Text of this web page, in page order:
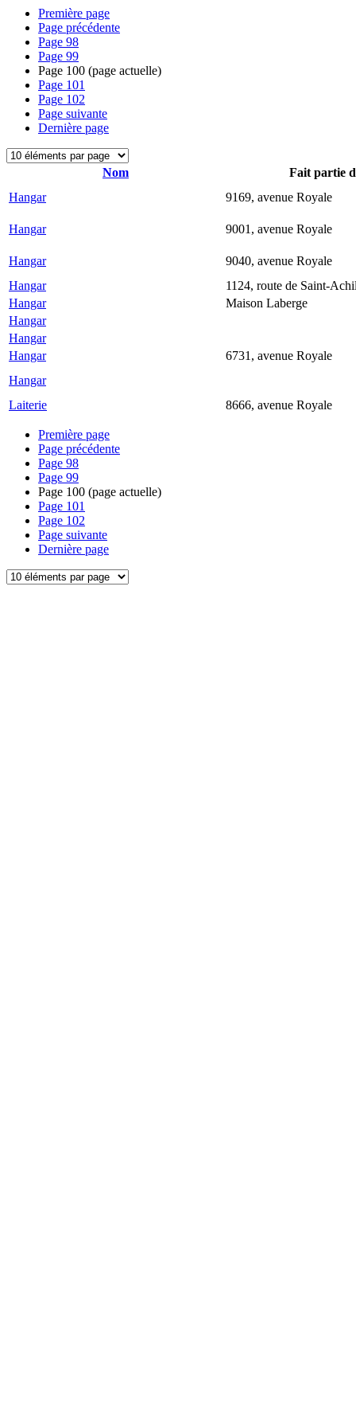
Première page
Page précédente
Page 98
Page 99
Page 100 (page actuelle)
Page 101
Page 102
Page suivante
Dernière page
Nom
Fait partie
Hangar
9169, avenue Royale
Hangar 9001, avenue Royale
Hangar
9040, avenue Royale
Hangar
1124, route de Saint-
Hangar
Maison Laberge
Hangar
Hangar
Hangar
6731, avenue Royale
Hangar
Laiterie
8666, avenue Royale
Première page
Page précédente
Page 98
Page 99
Page 100 (page actuelle)
Page 101
Page 102
Page suivante
Dernière page